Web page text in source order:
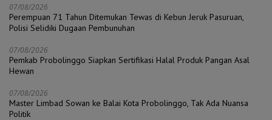
07/08/2026
Perempuan 71 Tahun Ditemukan Tewas di Kebun Jeruk Pasuruan,
Polisi Selidiki Dugaan Pembunuhan
07/08/2026
Pemkab Probolinggo Siapkan Sertifikasi Halal Produk Pangan Asal
Hewan
07/08/2026
Master Limbad Sowan ke Balai Kota Probolinggo, Tak Ada Nuansa
Politik